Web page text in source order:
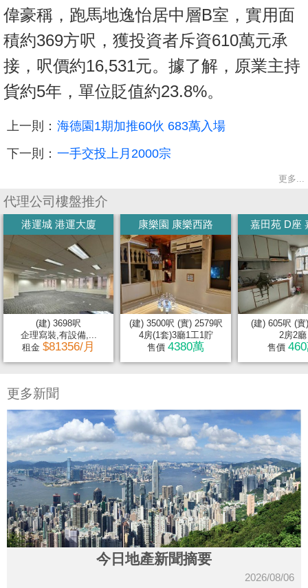
偉豪稱，跑馬地逸怡居中層B室，實用面
積約369方呎，獲投資者斥資610萬元承
接，呎價約16,531元。據了解，原業主持
貨約5年，單位貶值約23.8%。
上一則： 海德園1期加推60伙 683萬入場
下一則： 一手交投上月2000宗
更多...
代理公司樓盤推介
港運城 港運大廈
(建) 3698呎
企理寫裝,有設備,...
租金 $81356/月
康樂園 康樂西路
(建) 3500呎 (實) 2579呎
4房(1套)3廳1工1貯
售價 4380萬
嘉田苑 D座
(建) 605呎 (實
2房2廳
售價
更多新聞
今日地產新聞摘要
2026/08/06